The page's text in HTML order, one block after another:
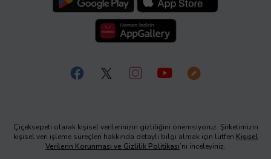
Çiçeksepeti olarak kişisel verilerinizin gizliliğini önemsiyoruz. Şirketimizin
kişisel veri işleme süreçleri hakkında detaylı bilgi almak için lütfen Kişisel
Verilerin Korunması ve Gizlilik Politikası’nı inceleyiniz.